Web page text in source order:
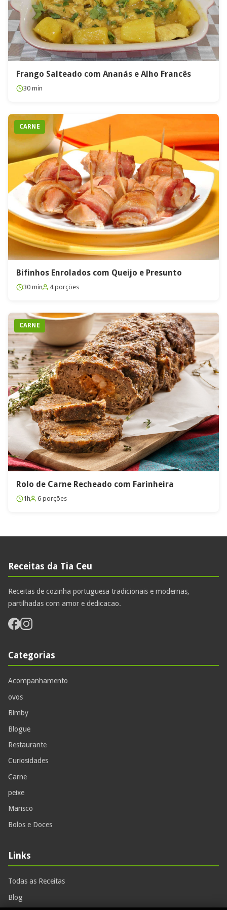
Frango Salteado com Ananás e Alho Francês
30 min
CARNE
Bifinhos Enrolados com Queijo e Presunto
30 min 4 porções
CARNE
Rolo de Carne Recheado com Farinheira
1h 6 porções
Receitas da Tia Ceu
Receitas de cozinha portuguesa tradicionais e modernas,
partilhadas com amor e dedicacao.
Categorias
Acompanhamento
ovos
Bimby
Blogue
Restaurante
Curiosidades
Carne
peixe
Marisco
Bolos e Doces
Links
Todas as Receitas
Blog